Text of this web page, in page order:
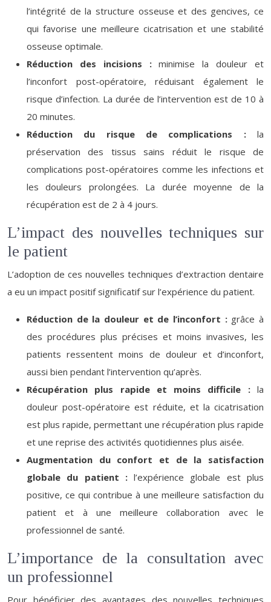
l’intégrité de la structure osseuse et des gencives, ce
qui favorise une meilleure cicatrisation et une stabilité
osseuse optimale.
Réduction des incisions :minimise la douleur et
l’inconfort post-opératoire, réduisant également le
risque d’infection. La durée de l’intervention est de 10 à
20 minutes.
Réduction du risque de complications : la
préservation des tissus sains réduit le risque de
complications post-opératoires comme les infections et
les douleurs prolongées. La durée moyenne de la
récupération est de 2 à 4 jours.
L’impact des nouvelles techniques sur
le patient
L’adoption de ces nouvelles techniques d’extraction dentaire
a eu un impact positif significatif sur l’expérience du patient.
Réduction de la douleur et de l’inconfort : grâce à
des procédures plus précises et moins invasives, les
patients ressentent moins de douleur et d’inconfort,
aussi bien pendant l’intervention qu’après.
Récupération plus rapide et moins difficile : la
douleur post-opératoire est réduite, et la cicatrisation
est plus rapide, permettant une récupération plus rapide
et une reprise des activités quotidiennes plus aisée.
Augmentation du confort et de la satisfaction
globale du patient :l’expérience globale est plus
positive, ce qui contribue à une meilleure satisfaction du
patient et à une meilleure collaboration avec le
professionnel de santé.
L’importance de la consultation avec
un professionnel
Pour bénéficier des avantages des nouvelles techniques